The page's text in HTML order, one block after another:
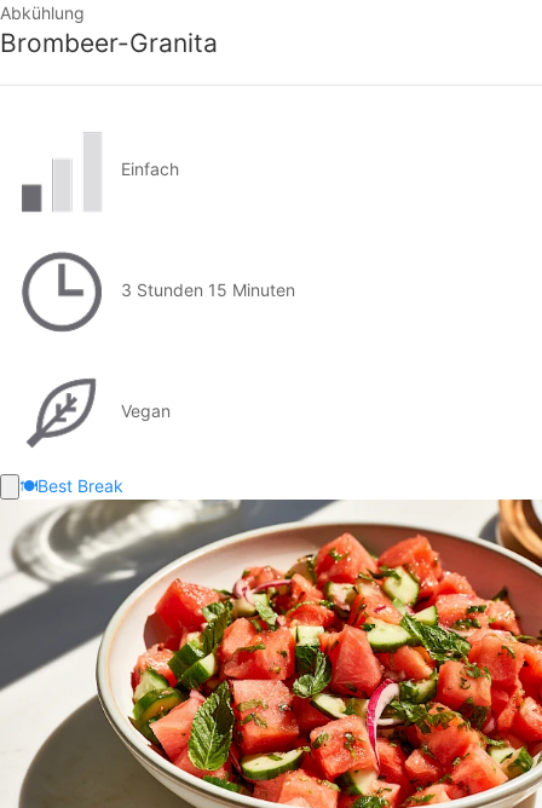
Abkühlung
Brombeer-Granita
Einfach
3 Stunden 15 Minuten
Vegan
🍽️Best Break